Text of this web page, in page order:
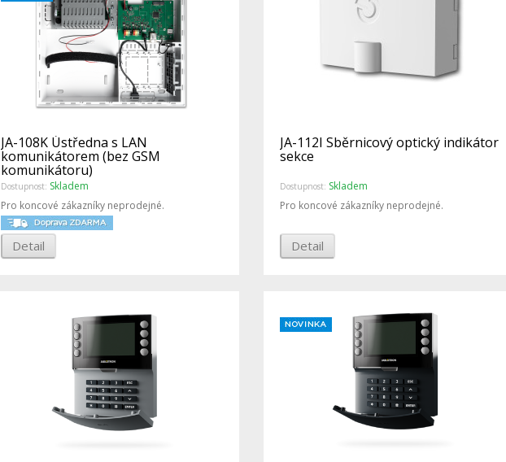
JA-108K Ústředna s LAN
komunikátorem (bez GSM
komunikátoru)
Dostupnost: Skladem
Pro koncové zákazníky neprodejné.
Detail
JA-112I Sběrnicový optický indikátor
sekce
Dostupnost: Skladem
Pro koncové zákazníky neprodejné.
Detail